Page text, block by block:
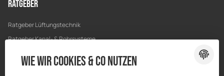
Ratgeber
Ratgeber Lüftungstechnik
Ratgeber Kanal- & Rohrsysteme
Ratgeber Bau & Trockenbau
Wie wir Cookies & Co nutzen